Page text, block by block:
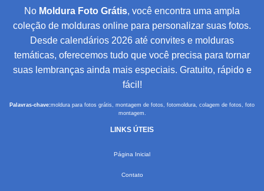
No Moldura Foto Grátis, você encontra uma ampla
coleção de molduras online para personalizar suas fotos.
Desde calendários 2026 até convites e molduras
temáticas, oferecemos tudo que você precisa para tornar
suas lembranças ainda mais especiais. Gratuito, rápido e
fácil!
Palavras-chave:moldura para fotos grátis, montagem de fotos, fotomoldura, colagem de fotos, foto
montagem.
LINKS ÚTEIS
Página Inicial
Contato